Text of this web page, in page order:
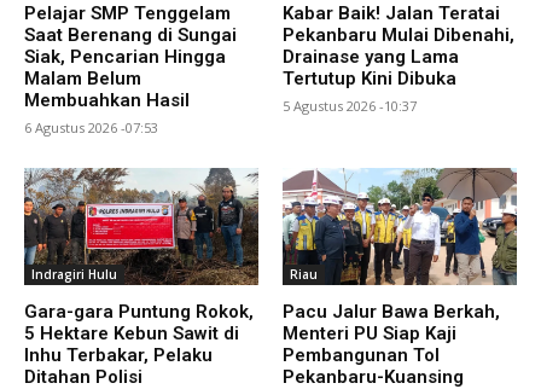
Pelajar SMP Tenggelam
Saat Berenang di Sungai
Siak, Pencarian Hingga
Malam Belum
Membuahkan Hasil
6 Agustus 2026 -07:53
Kabar Baik! Jalan Teratai
Pekanbaru Mulai Dibenahi,
Drainase yang Lama
Tertutup Kini Dibuka
5 Agustus 2026 -10:37
Indragiri Hulu
Gara-gara Puntung Rokok,
5 Hektare Kebun Sawit di
Inhu Terbakar, Pelaku
Ditahan Polisi
Riau
Pacu Jalur Bawa Berkah,
Menteri PU Siap Kaji
Pembangunan Tol
Pekanbaru-Kuansing